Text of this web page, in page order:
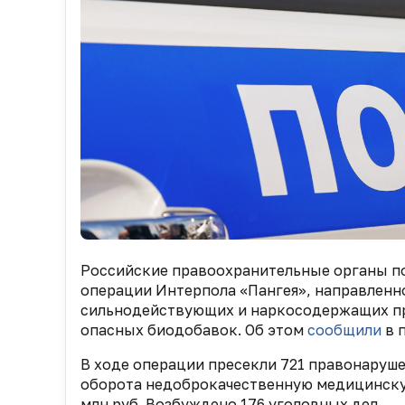
Российские правоохранительные органы
операции Интерпола «Пангея»,
сильнодействующих и наркосодержащих
опасных биодобавок. Об этом сообщили в
В ходе операции пресекли 721
оборота недоброкачественную